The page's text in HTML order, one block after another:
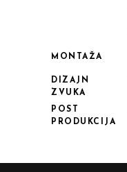
MONTAŽA
DIZAJN
ZVUKA
POST
PRODUKCIJA